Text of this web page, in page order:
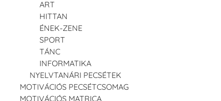
ART
HITTAN
ÉNEK-ZENE
SPORT
TÁNC
INFORMATIKA
NYELVTANÁRI PECSÉTEK
MOTIVÁCIÓS PECSÉTCSOMAG
MOTIVÁCIÓS MATRICA